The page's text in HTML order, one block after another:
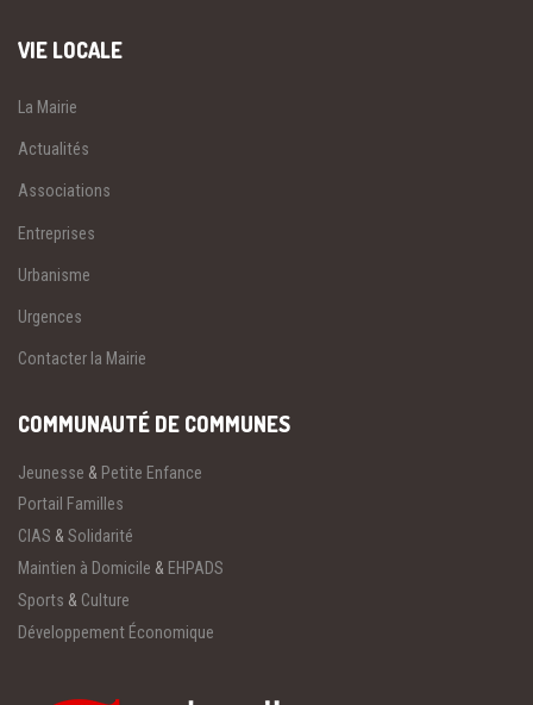
VIE LOCALE
La Mairie
Actualités
Associations
Entreprises
Urbanisme
Urgences
Contacter la Mairie
COMMUNAUTÉ DE COMMUNES
Jeunesse & Petite Enfance
Portail Familles
CIAS & Solidarité
Maintien à Domicile & EHPADS
Sports & Culture
Développement Économique